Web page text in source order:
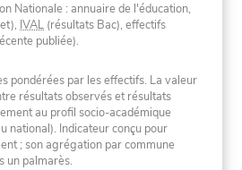
Nationale : annuaire de l'éducation,
IVAL (résultats Bac), effectifs
publiée).
pondérées par les effectifs. La valeur
résultats observés et résultats
au profil socio-académique
national). Indicateur conçu pour
; son agrégation par commune
un palmarès.